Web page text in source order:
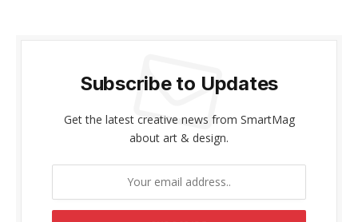
Subscribe to Updates
Get the latest creative news from SmartMag
about art & design.